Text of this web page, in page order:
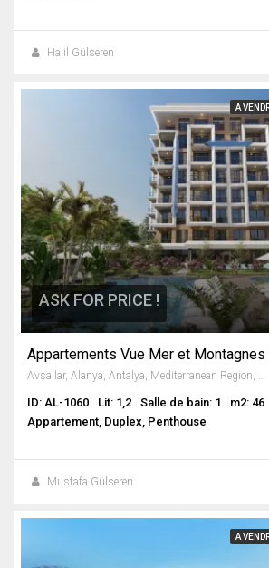
Halil Gülseren
A
ASK FOR PRICE !
Appartements Vue Mer et Montagnes
Avsallar, Alanya, Antalya, Mediterranean Region, Turkey
ID: AL-1060 Lit: 1,2 Salle de bain: 1
m2: 46
Appartement, Duplex, Penthouse
Mustafa Gülseren
A